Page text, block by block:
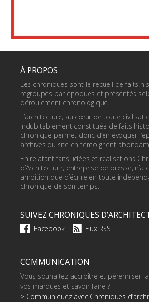
À PROPOS
Les chroniques sont le recueil de faits
regroupés par époques et présentés
déroulement chronologique.
L’architecture, au cœur de toute
indubitablement constituée de faits
chronique permet donc d’en évoquer
archives du site en témoignent
En relatant faits, idées et réalisations
d’Architecture, entreprise de presse, n’a
ambition que d’écrire en toute
chronique de son temps.
SUIVEZ CHRONIQUES
Facebook Flux RSS
COMMUNICATION
Vous souhaitez accroître et pérenniser
vos marques et savoir-faire ?
> Communiquez avec Chroniques